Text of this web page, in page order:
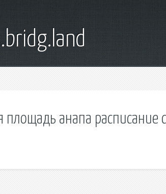
площадь анапа расписание